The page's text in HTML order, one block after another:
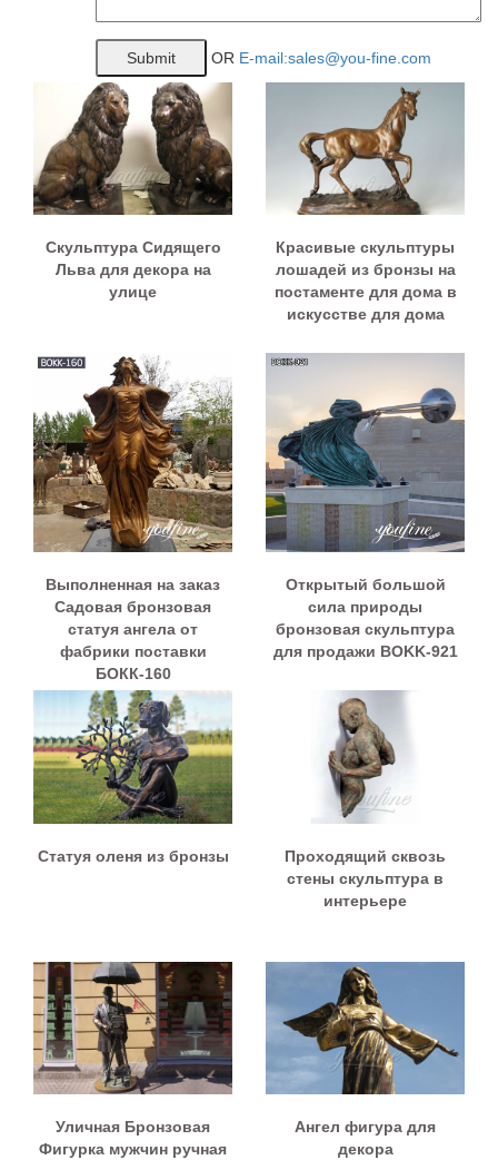
OR E-mail:sales@you-fine.com
Скульптура Сидящего
Льва для декора на
улице
Красивые скульптуры
лошадей из бронзы на
постаменте для дома в
искусстве для дома
Выполненная на заказ
Садовая бронзовая
статуя ангела от
фабрики поставки
БОКК-160
Открытый большой
сила природы
бронзовая скульптура
для продажи BOKK-921
Статуя оленя из бронзы
Проходящий сквозь
стены скульптура в
интерьере
Уличная Бронзовая
Фигурка мужчин ручная
Ангел фигура для
декора